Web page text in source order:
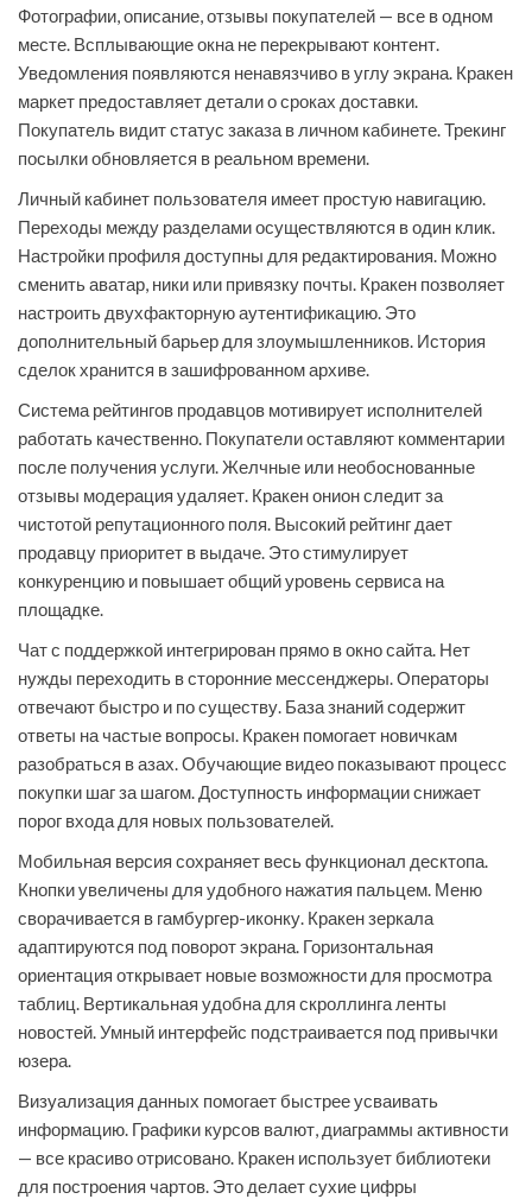
Фотографии, описание, отзывы покупателей — все в одном
месте. Всплывающие окна не перекрывают контент.
Уведомления появляются ненавязчиво в углу экрана. Кракен
маркет предоставляет детали о сроках доставки.
Покупатель видит статус заказа в личном кабинете. Трекинг
посылки обновляется в реальном времени.
Личный кабинет пользователя имеет простую навигацию.
Переходы между разделами осуществляются в один клик.
Настройки профиля доступны для редактирования. Можно
сменить аватар, ники или привязку почты. Кракен позволяет
настроить двухфакторную аутентификацию. Это
дополнительный барьер для злоумышленников. История
сделок хранится в зашифрованном архиве.
Система рейтингов продавцов мотивирует исполнителей
работать качественно. Покупатели оставляют комментарии
после получения услуги. Желчные или необоснованные
отзывы модерация удаляет. Кракен онион следит за
чистотой репутационного поля. Высокий рейтинг дает
продавцу приоритет в выдаче. Это стимулирует
конкуренцию и повышает общий уровень сервиса на
площадке.
Чат с поддержкой интегрирован прямо в окно сайта. Нет
нужды переходить в сторонние мессенджеры. Операторы
отвечают быстро и по существу. База знаний содержит
ответы на частые вопросы. Кракен помогает новичкам
разобраться в азах. Обучающие видео показывают процесс
покупки шаг за шагом. Доступность информации снижает
порог входа для новых пользователей.
Мобильная версия сохраняет весь функционал десктопа.
Кнопки увеличены для удобного нажатия пальцем. Меню
сворачивается в гамбургер-иконку. Кракен зеркала
адаптируются под поворот экрана. Горизонтальная
ориентация открывает новые возможности для просмотра
таблиц. Вертикальная удобна для скроллинга ленты
новостей. Умный интерфейс подстраивается под привычки
юзера.
Визуализация данных помогает быстрее усваивать
информацию. Графики курсов валют, диаграммы активности
— все красиво отрисовано. Кракен использует библиотеки
для построения чартов. Это делает сухие цифры